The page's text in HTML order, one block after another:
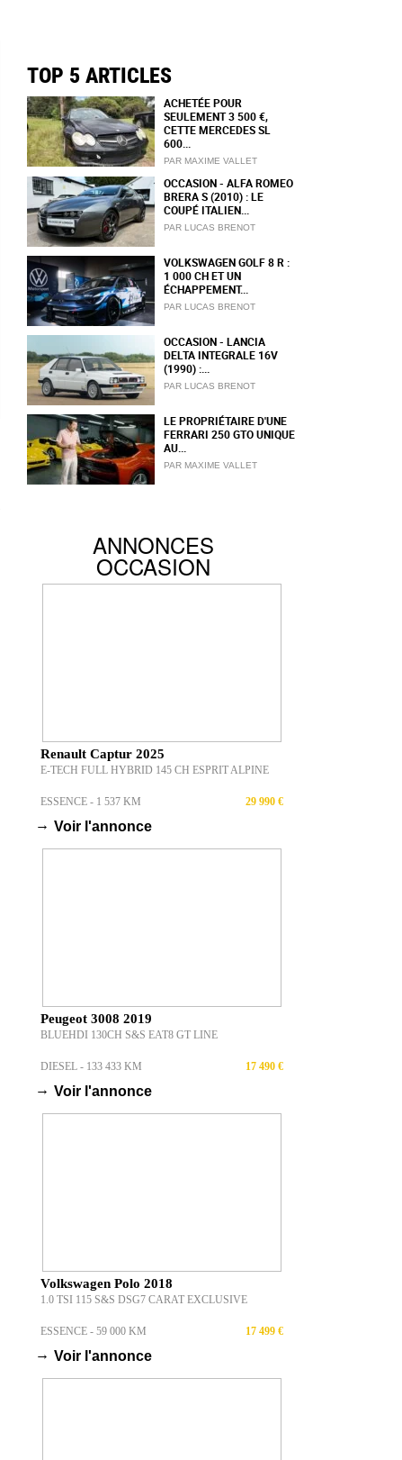
TOP 5 ARTICLES
ACHETÉE POUR
SEULEMENT 3 500 €,
CETTE MERCEDES SL
600...
PAR MAXIME VALLET
OCCASION - ALFA ROMEO
BRERA S (2010) : LE
COUPÉ ITALIEN...
PAR LUCAS BRENOT
VOLKSWAGEN GOLF 8 R :
1 000 CH ET UN
ÉCHAPPEMENT...
PAR LUCAS BRENOT
OCCASION - LANCIA
DELTA INTEGRALE 16V
(1990) :...
PAR LUCAS BRENOT
LE PROPRIÉTAIRE D'UNE
FERRARI 250 GTO UNIQUE
AU...
PAR MAXIME VALLET
ANNONCES
OCCASION
Renault Captur 2025
E-TECH FULL HYBRID 145 CH ESPRIT ALPINE
ESSENCE - 1 537 KM 29 990 €
→ Voir l'annonce
Peugeot 3008 2019
BLUEHDI 130CH S&S EAT8 GT LINE
DIESEL - 133 433 KM 17 490 €
→ Voir l'annonce
Volkswagen Polo 2018
1.0 TSI 115 S&S DSG7 CARAT EXCLUSIVE
ESSENCE - 59 000 KM 17 499 €
→ Voir l'annonce